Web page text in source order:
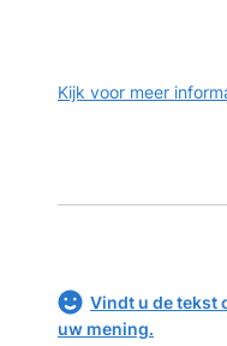
Kijk voor meer
Vindt u de tekst
uw mening.